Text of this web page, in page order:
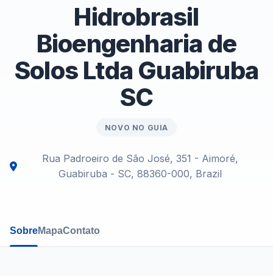
Hidrobrasil
Bioengenharia de
Solos Ltda Guabiruba
SC
NOVO NO GUIA
Rua Padroeiro de São José, 351 - Aimoré,
Guabiruba - SC, 88360-000, Brazil
SobreMapaContato